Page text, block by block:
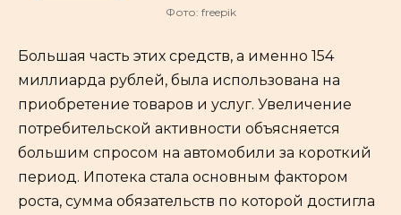
Фото: freepik
Большая часть этих средств, а именно 154
миллиарда рублей, была использована на
приобретение товаров и услуг. Увеличение
потребительской активности объясняется
большим спросом на автомобили за короткий
период. Ипотека стала основным фактором
роста, сумма обязательств по которой достигла